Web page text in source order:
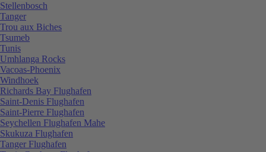
Stellenbosch
Tanger
Trou aux Biches
Tsumeb
Tunis
Umhlanga Rocks
Vacoas-Phoenix
Windhoek
Richards Bay Flughafen
Saint-Denis Flughafen
Saint-Pierre Flughafen
Seychellen Flughafen Mahe
Skukuza Flughafen
Tanger Flughafen